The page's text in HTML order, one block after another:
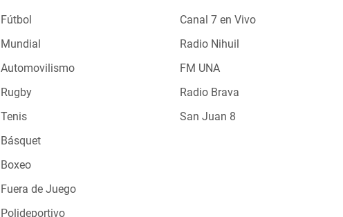
Fútbol
Mundial
Automovilismo
Rugby
Tenis
Básquet
Boxeo
Fuera de Juego
Polideportivo
Canal 7 en Vivo
Radio Nihuil
FM UNA
Radio Brava
San Juan 8